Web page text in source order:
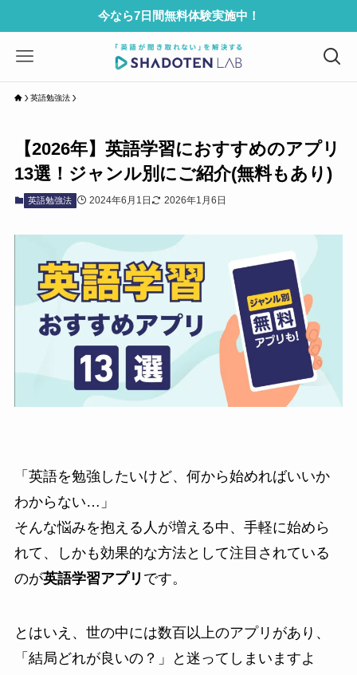
今なら7日間無料体験実施中！
英語勉強法
【2026年】英語学習におすすめのアプリ
13選！ジャンル別にご紹介(無料もあり)
英語勉強法 2024年6月1日 2026年1月6日
「英語を勉強したいけど、何から始めればいいか
わからない…」
そんな悩みを抱える人が増える中、手軽に始めら
れて、しかも効果的な方法として注目されている
のが英語学習アプリ です。
とはいえ、世の中には数百以上のアプリがあり、
「結局どれが良いの？」と迷ってしまいますよ